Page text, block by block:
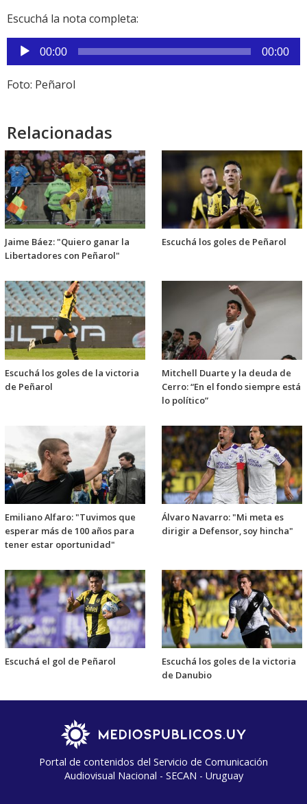
Escuchá la nota completa:
Reproductor
de
audio
00:00 00:00
Foto: Peñarol
Relacionadas
Jaime Báez: "Quiero ganar la
Libertadores con Peñarol"
Escuchá los goles de Peñarol
Escuchá los goles de la victoria
de Peñarol
Mitchell Duarte y la deuda de
Cerro: “En el fondo siempre está
lo político”
Emiliano Alfaro: "Tuvimos que
esperar más de 100 años para
tener estar oportunidad"
Álvaro Navarro: "Mi meta es
dirigir a Defensor, soy hincha"
Escuchá el gol de Peñarol
Escuchá los goles de la victoria
de Danubio
Portal de contenidos del Servicio de Comunicación
Audiovisual Nacional - SECAN - Uruguay